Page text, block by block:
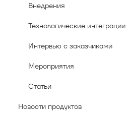
Внедрения
Технологические интеграции
Интервью с заказчиками
Мероприятия
Статьи
Новости продуктов